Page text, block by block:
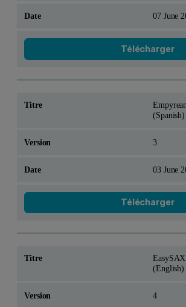
07 June
Télécharger
(Spanish)
3
03 June
Télécharger
(English)
4